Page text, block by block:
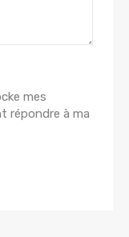
mes
répondre à ma